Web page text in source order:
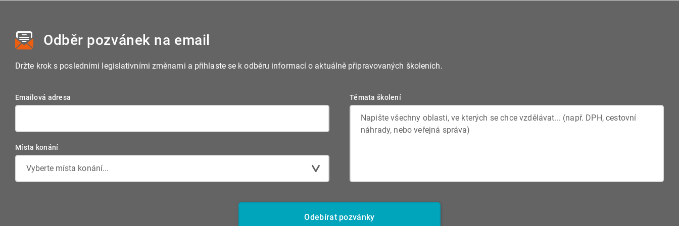
Odběr pozvánek na email
Držte krok s posledními legislativními změnami a přihlaste se k odběru informací o aktuálně připravovaných školeních.
Emailová adresa
Místa konání
Vyberte místa konání...
Témata školení
Odebírat pozvánky